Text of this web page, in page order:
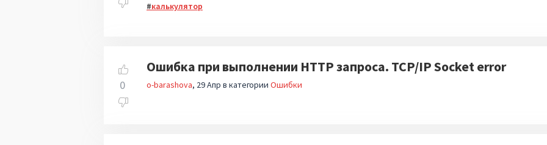
калькулятор
0
Ошибка при выполнении HTTP запроса. TCP/IP Socket error
o-barashova 29 Апр в категории Ошибки